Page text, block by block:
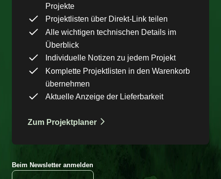
Projekte
Projektlisten über Direkt-Link teilen
Alle wichtigen technischen Details im
Überblick
Individuelle Notizen zu jedem Projekt
Komplette Projektlisten in den Warenkorb
übernehmen
Aktuelle Anzeige der Lieferbarkeit
Zum Projektplaner
Beim Newsletter anmelden